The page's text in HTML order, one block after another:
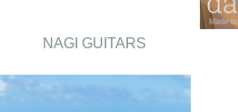
NAGI GUITARS